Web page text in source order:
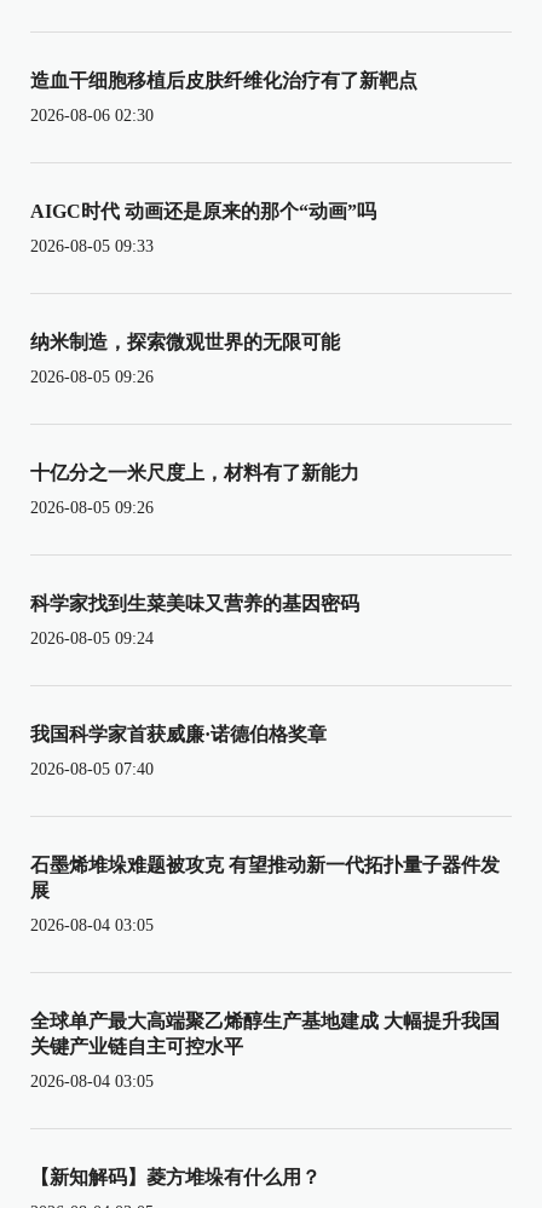
造血干细胞移植后皮肤纤维化治疗有了新靶点
2026-08-06 02:30
AIGC时代 动画还是原来的那个“动画”吗
2026-08-05 09:33
纳米制造，探索微观世界的无限可能
2026-08-05 09:26
十亿分之一米尺度上，材料有了新能力
2026-08-05 09:26
科学家找到生菜美味又营养的基因密码
2026-08-05 09:24
我国科学家首获威廉·诺德伯格奖章
2026-08-05 07:40
石墨烯堆垛难题被攻克 有望推动新一代拓扑量子器件发
展
2026-08-04 03:05
全球单产最大高端聚乙烯醇生产基地建成 大幅提升我国
关键产业链自主可控水平
2026-08-04 03:05
【新知解码】菱方堆垛有什么用？